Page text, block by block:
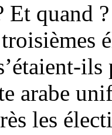
quand
arabe
les